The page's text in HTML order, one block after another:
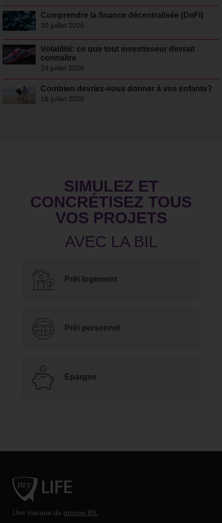
Comprendre la finance décentralisée (DeFi)
30 juillet 2026
Volatilité: ce que tout investisseur devrait
connaître
24 juillet 2026
Combien devriez-vous donner à vos enfants?
16 juillet 2026
SIMULEZ ET
CONCRÉTISEZ TOUS
VOS PROJETS
Prêt logement
Prêt personnel
Epargne
Une marque du groupe BIL